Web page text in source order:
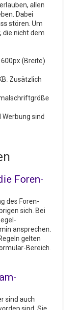
allen
Dabei
stören. Um
die nicht dem
(Breite)
Zusätzlich
sind
Foren-
des Foren-
sich. Bei
ansprechen.
gelten
Bereich.
sind auch